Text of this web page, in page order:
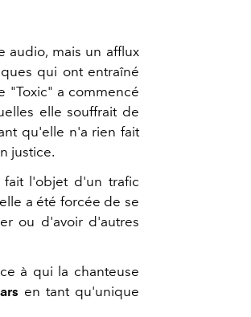
audio, mais un afflux
qui ont entraîné
"Toxic" a commencé
elle souffrait de
qu'elle n'a rien fait
justice.
l'objet d'un trafic
a été forcée de se
ou d'avoir d'autres
à qui la chanteuse
en tant qu'unique